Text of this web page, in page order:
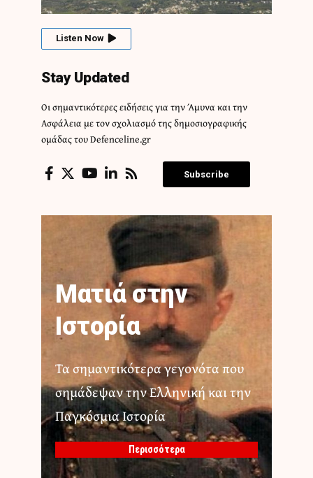
Listen Now
Stay Updated
Οι σημαντικότερες ειδήσεις για την Άμυνα και την
Ασφάλεια με τον σχολιασμό της δημοσιογραφικής
ομάδας του Defenceline.gr
Subscribe
Ματιά στην
Ιστορία
Τα σημαντικότερα γεγονότα που
σημάδεψαν την Ελληνική και την
Παγκόσμια Ιστορία
Περισσότερα